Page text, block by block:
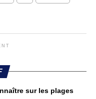
sur les plages